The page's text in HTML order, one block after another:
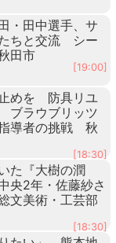
・田中選手、サ
ちと交流 シー
田市
[19:00]
めを 防具リユ
ブラウブリッツ
導者の挑戦 秋
[18:30]
た『大樹の潤
央2年・佐藤紗さ
文美術・工芸部
[18:30]